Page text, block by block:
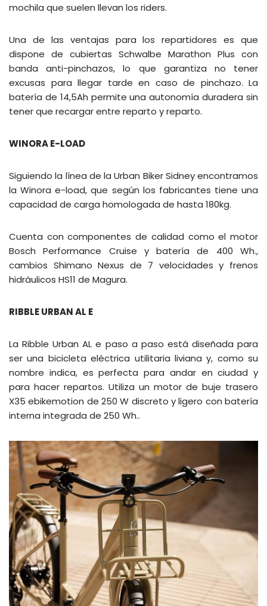
mochila que suelen llevan los riders.
Una de las ventajas para los repartidores es que
dispone de cubiertas Schwalbe Marathon Plus con
banda anti-pinchazos, lo que garantiza no tener
excusas para llegar tarde en caso de pinchazo. La
batería de 14,5Ah permite una autonomía duradera sin
tener que recargar entre reparto y reparto.
WINORA E-LOAD
Siguiendo la línea de la Urban Biker Sidney encontramos
la Winora e-load, que según los fabricantes tiene una
capacidad de carga homologada de hasta 180kg.
Cuenta con componentes de calidad como el motor
Bosch Performance Cruise y batería de 400 Wh.,
cambios Shimano Nexus de 7 velocidades y frenos
hidráulicos HS11 de Magura.
RIBBLE URBAN AL E
La Ribble Urban AL e paso a paso está diseñada para
ser una bicicleta eléctrica utilitaria liviana y, como su
nombre indica, es perfecta para andar en ciudad y
para hacer repartos. Utiliza un motor de buje trasero
X35 ebikemotion de 250 W discreto y ligero con batería
interna integrada de 250 Wh..